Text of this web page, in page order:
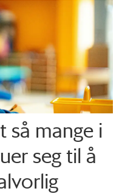
så mange i
seg til å